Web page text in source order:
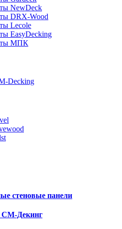
NewDeck
DRX-Wood
Lecole
EasyDecking
МПК
Decking
стеновые панели
СМ-Декинг